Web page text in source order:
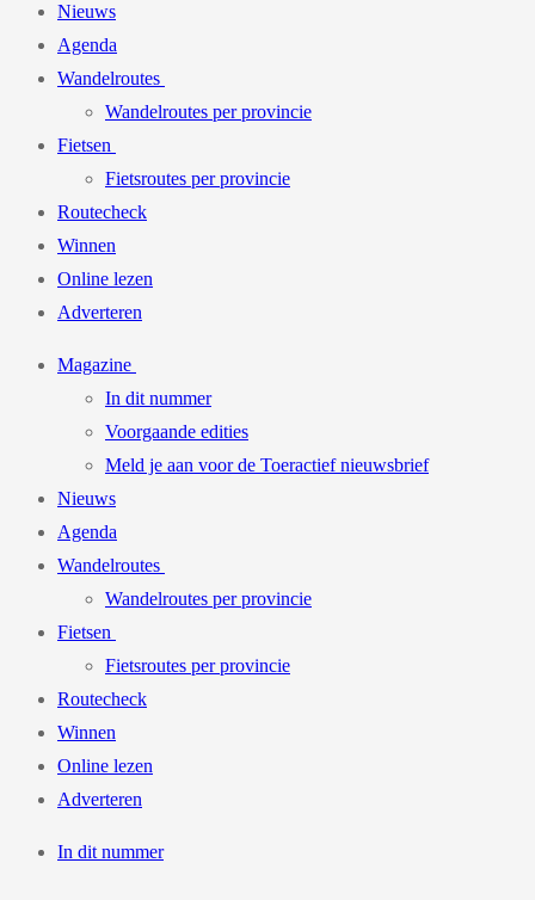
Nieuws
Agenda
Wandelroutes
Wandelroutes per provincie
Fietsen
Fietsroutes per provincie
Routecheck
Winnen
Online lezen
Adverteren
Magazine
In dit nummer
Voorgaande edities
Meld je aan voor de Toeractief nieuwsbrief
Nieuws
Agenda
Wandelroutes
Wandelroutes per provincie
Fietsen
Fietsroutes per provincie
Routecheck
Winnen
Online lezen
Adverteren
In dit nummer